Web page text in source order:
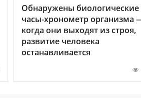
Обнаружены биологические
часы-хронометр организма
когда они выходят из строя,
развитие человека
останавливается